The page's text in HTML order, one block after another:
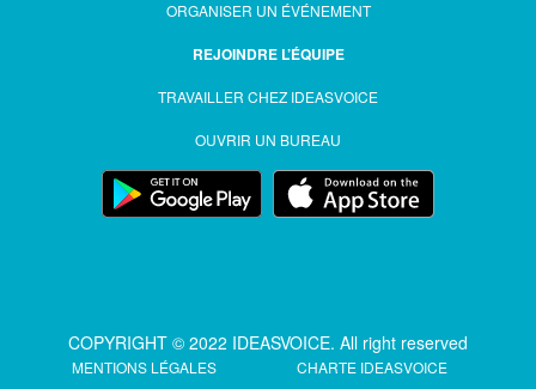
ORGANISER UN ÉVÉNEMENT
REJOINDRE L’ÉQUIPE
TRAVAILLER CHEZ IDEASVOICE
OUVRIR UN BUREAU
COPYRIGHT © 2022 IDEASVOICE. All right reserved
MENTIONS LÉGALES CHARTE IDEASVOICE